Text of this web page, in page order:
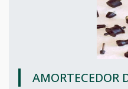
AMORTECEDOR